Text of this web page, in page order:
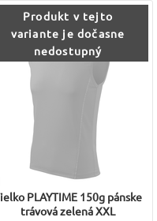
Produkt v tejto
variante je dočasne
nedostupný
PLAYTIME 150g pánske
trávová zelená XXL